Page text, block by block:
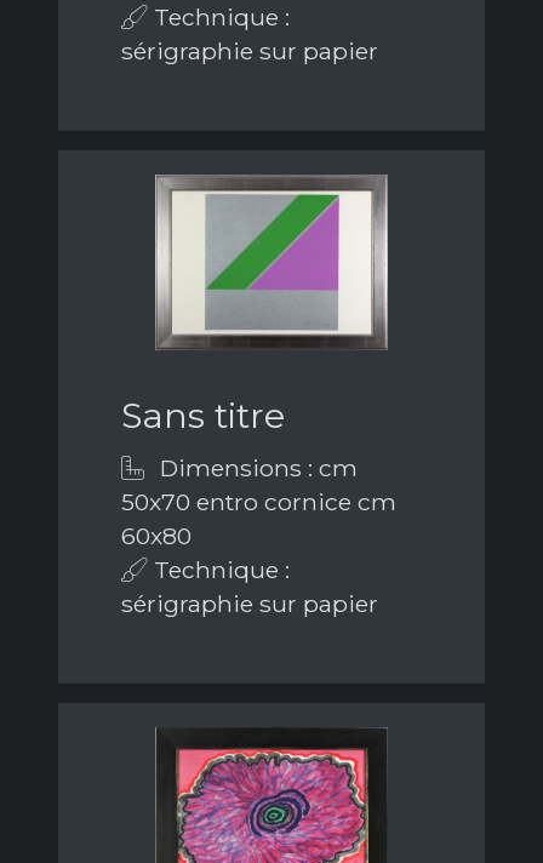
Technique :
sérigraphie sur papier
Sans titre
Dimensions : cm
50x70 entro cornice cm
60x80
Technique :
sérigraphie sur papier